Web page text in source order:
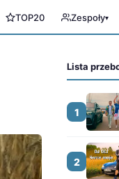
TOP20 Zespoły▾
Lista
1
2